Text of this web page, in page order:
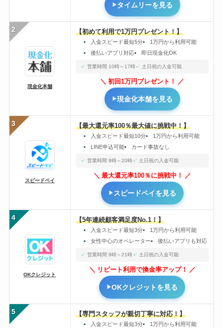
タイムリーを見る
2
現金化本舗
【初めて利用で1万円プレゼント！】
入金スピード最短5分
1万円から利用可能
後払いアプリ対応
即日現金化OK
営業時間 10時～17時 土日祝の入金可能
初回1万円プレゼント！
現金化本舗を見る
3
スピードペイ
【最大還元率100％最大値に挑戦中！】
入金スピード最短10分
1万円から利用可能
LINE申込可能
カード事故なし
営業時間 9時～20時 土日祝の入金可能
最大還元率100％に挑戦中！
スピードペイを見る
4
OKクレジット
【5年連続顧客満足度No.1！】
入金スピード最短3分
1万円から利用可能
女性中心のオペレーター
後払いアプリも対応
営業時間 9時～21時 土日祝の入金可能
リピート利用で換金率アップ！
OKクレジットを見る
5 【専門スタッフが親切丁寧に対応！】
入金スピード最短3分
1万円から利用可能